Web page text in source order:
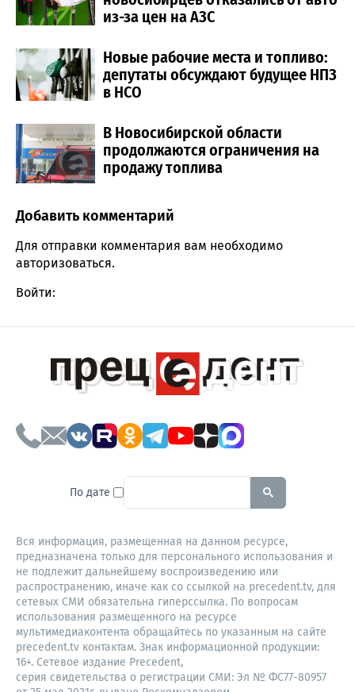
из-за цен на АЗС
Новые рабочие места и топливо:
депутаты обсуждают будущее НПЗ
в НСО
В Новосибирской области
продолжаются ограничения на
продажу топлива
Comment section
Добавить комментарий
Для отправки комментария вам необходимо
авторизоваться.
Войти:
По дате To search this site, enter a
Вся информация, размещенная на данном ресурсе,
предназначена только для персонального использования и
не подлежит дальнейшему воспроизведению или
распространению, иначе как со ссылкой на precedent.tv, для
сетевых СМИ обязательна гиперссылка. По вопросам
использования размещенного на ресурсе
мультимедиаконтента обращайтесь по указанным на сайте
precedent.tv контактам. Знак информационной продукции:
16+. Сетевое издание Precedent,
серия свидетельства о регистрации СМИ: Эл № ФС77-80957